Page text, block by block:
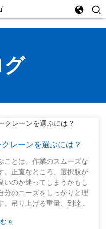
レーンを選ぶには？
ことは、作業のスムーズな
。正直なところ、選択肢が
いのか迷ってしまうかもし
分のニーズをしっかりと理
吊り上げる重量、到達距
あり、間違ったものを選ぶ
»